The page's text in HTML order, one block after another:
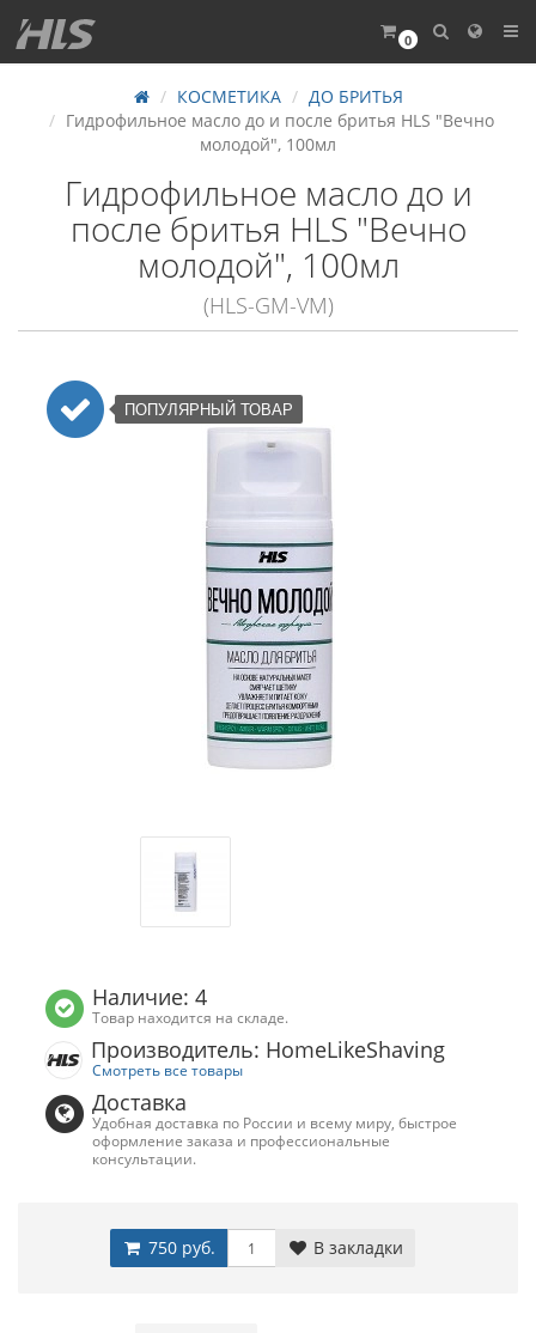
0
КОСМЕТИКА
ДО БРИТЬЯ
Гидрофильное масло до и после бритья HLS "Вечно
молодой", 100мл
Гидрофильное масло до и
после бритья HLS "Вечно
молодой", 100мл
(HLS-GM-VM)
ПОПУЛЯРНЫЙ ТОВАР
Наличие: 4
Товар находится на складе.
Производитель: HomeLikeShaving
Смотреть все товары
Доставка
Удобная доставка по России и всему миру, быстрое
оформление заказа и профессиональные
консультации.
750 руб. В закладки